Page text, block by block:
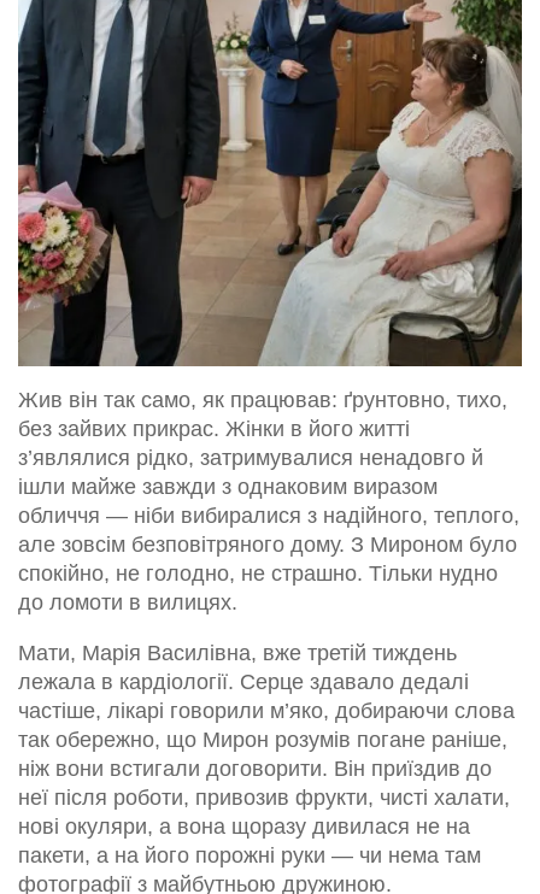
Жив він так само, як працював: ґрунтовно, тихо,
без зайвих прикрас. Жінки в його житті
з’являлися рідко, затримувалися ненадовго й
ішли майже завжди з однаковим виразом
обличчя — ніби вибиралися з надійного, теплого,
але зовсім безповітряного дому. З Мироном було
спокійно, не голодно, не страшно. Тільки нудно
до ломоти в вилицях.
Мати, Марія Василівна, вже третій тиждень
лежала в кардіології. Серце здавало дедалі
частіше, лікарі говорили м’яко, добираючи слова
так обережно, що Мирон розумів погане раніше,
ніж вони встигали договорити. Він приїздив до
неї після роботи, привозив фрукти, чисті халати,
нові окуляри, а вона щоразу дивилася не на
пакети, а на його порожні руки — чи нема там
фотографії з майбутньою дружиною.